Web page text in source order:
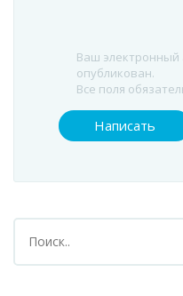
Ваш электронный
опубликован.
Все поля